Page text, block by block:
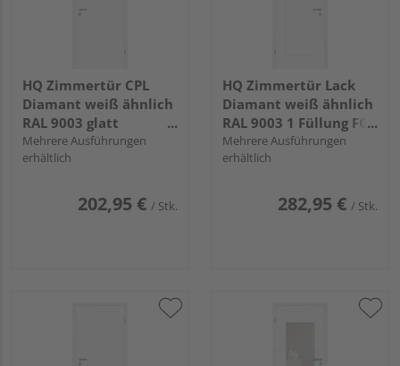
HQ Zimmertür CPL
Diamant weiß ähnlich
RAL 9003 glatt
Röhrenspan KK1
Mehrere Ausführungen
erhältlich
202,95 € / Stk.
HQ Zimmertür Lack
Diamant weiß ähnlich
RAL 9003 1 Füllung FG
Röhrenspan KK1
Mehrere Ausführungen
erhältlich
282,95 € / Stk.